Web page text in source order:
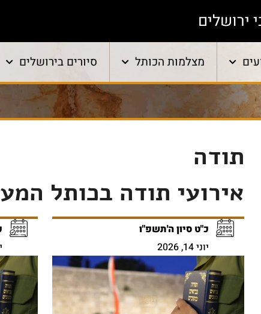
ירושלים
מצלמות הכותל סיורים בירושלים
תודה
אירועי תודה בכותל
כ"ט סיון ה'תשפ"ו
יוני 14, 2026